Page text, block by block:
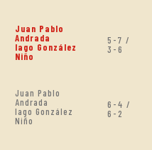
Juan Pablo
Andrada
Iago González
Niño
5-7 /
3-6
Juan Pablo
Andrada
Iago González
Niño
6-4 /
6-2